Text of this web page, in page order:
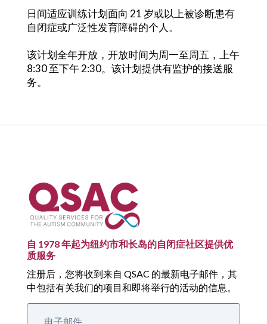
日间适应训练计划面向 21 岁或以上被诊断患有
自闭症或广泛性发育障碍的个人。
该计划全年开放，开放时间为周一至周五，上午
8:30 至下午 2:30。该计划提供有监护的接送服
务。
自 1978 年起为纽约市和长岛的自闭症社区提供优
质服务
注册后，您将收到来自 QSAC 的最新电子邮件，其
中包括有关我们的项目和即将举行的活动的信息。